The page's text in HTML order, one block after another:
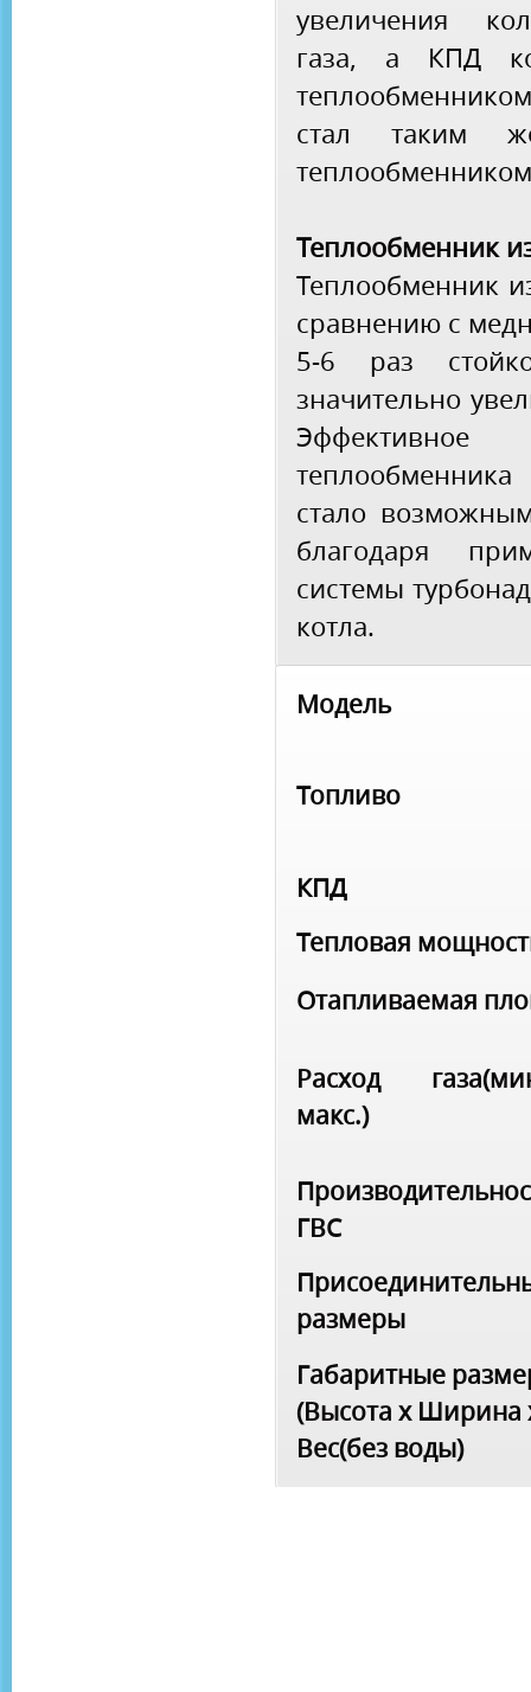
увеличения
газа, а КПД
стал таким
Теплообменник
Теплообменник
сравнению с
5-6 раз
значительно
стало
благодаря
системы
котла.
Модель
Топливо
КПД
Тепловая
Отапливаемая
Расход
макс.)
ГВС
размеры
Габаритные
(Высота x Ширина
Вес(без воды)